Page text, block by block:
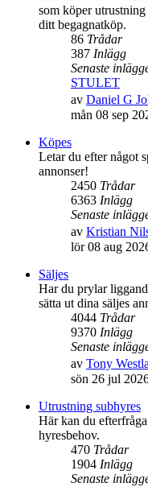
som köper
ditt begagnatköp.
86 Trådar
387 Inlägg
Senaste
STULET
av Daniel G
mån 08 sep
Köpes
Letar du efter något
annonser!
2450 Trådar
6363 Inlägg
Senaste
av Kristian
lör 08 aug
Säljes
Har du prylar
sätta ut dina säljes
4044 Trådar
9370 Inlägg
Senaste
av Tony
sön 26 jul
Utrustning subhyres
Här kan du
hyresbehov.
470 Trådar
1904 Inlägg
Senaste